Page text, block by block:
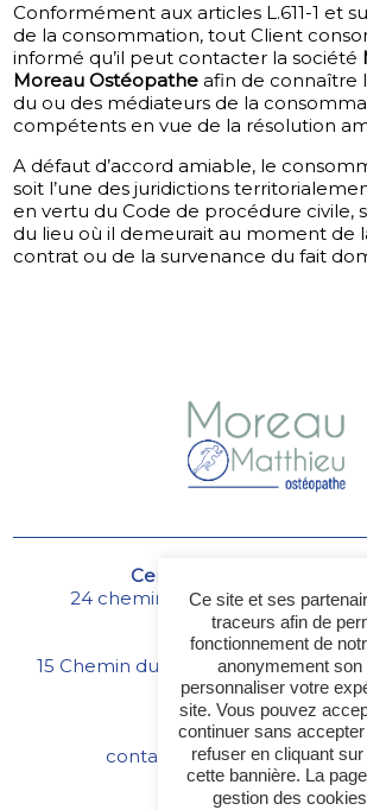
Conformément aux articles L.611-1 et
de la consommation, tout Client
informé qu’il peut contacter la société
Moreau Ostéopathe afin de connaître
du ou des médiateurs de la
compétents en vue de la résolution
A défaut d’accord amiable, le
soit l’une des juridictions
en vertu du Code de procédure civile,
du lieu où il demeurait au moment de
contrat ou de la survenance du fait
Centre médical du chêne
24 chemin de Darbousson
Cabinet d'ostéopathie
15 Chemin du Cabanon 06740
06 25 70 37 92
contact@osteopathe-
Ce site et ses
traceurs afin de
fonctionnement de
anonymement son
personnaliser votre
site. Vous pouvez
continuer sans
refuser en cliquant
cette bannière. La
gestion des